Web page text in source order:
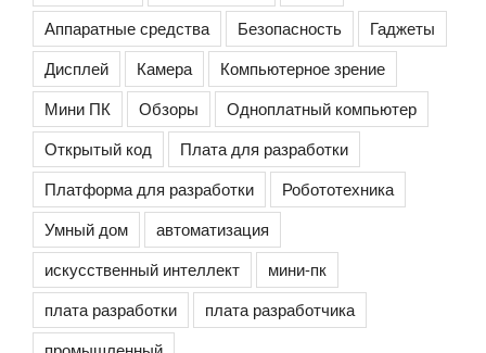
Аппаратные средства
Безопасность
Гаджеты
Дисплей
Камера
Компьютерное зрение
Мини ПК
Обзоры
Одноплатный компьютер
Открытый код
Плата для разработки
Платформа для разработки
Робототехника
Умный дом
автоматизация
искусственный интеллект
мини-пк
плата разработки
плата разработчика